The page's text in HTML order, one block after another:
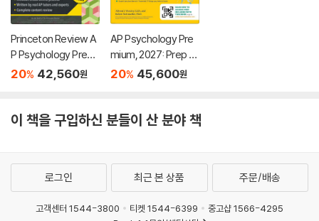
Princeton Review A
P Psychology Premi
um Prep, 24th Editio
line + Content Revie
20% 42,560원
AP Psychology Pre
mium, 2027: Prep B
ook with 4 Practice
ne Practice
20% 45,600원
이 책을 구입하신 분들이 산 분야 책
로그인 최근 본 상품 주문/배송
고객센터 1544-3800 티켓 1544-6399
중고샵 1566-4295